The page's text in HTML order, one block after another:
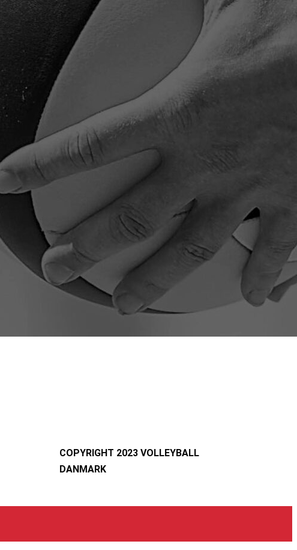
COPYRIGHT 2023 VOLLEYBALL
DANMARK